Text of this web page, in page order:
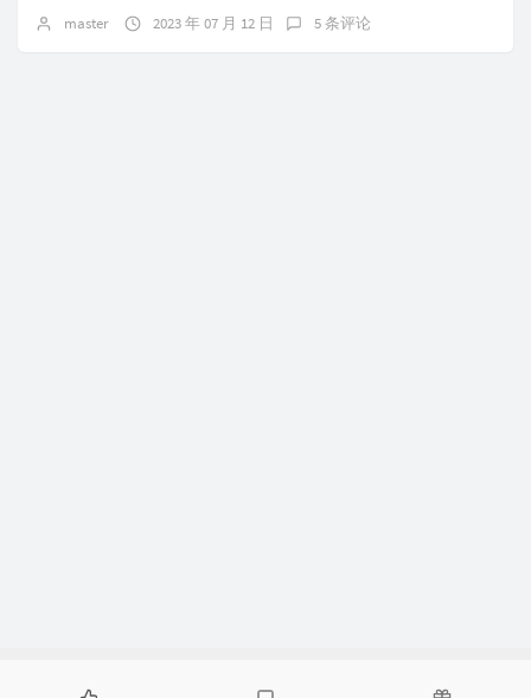
master 2023 年 07 月 12 日 5 条评论